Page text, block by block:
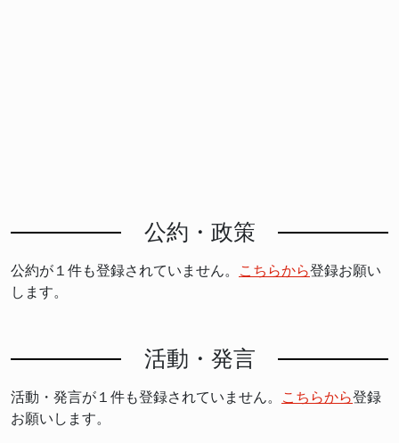
公約・政策
公約が１件も登録されていません。 こちらから登録お願い
します。
活動・発言
活動・発言が１件も登録されていません。 こちらから登録
お願いします。